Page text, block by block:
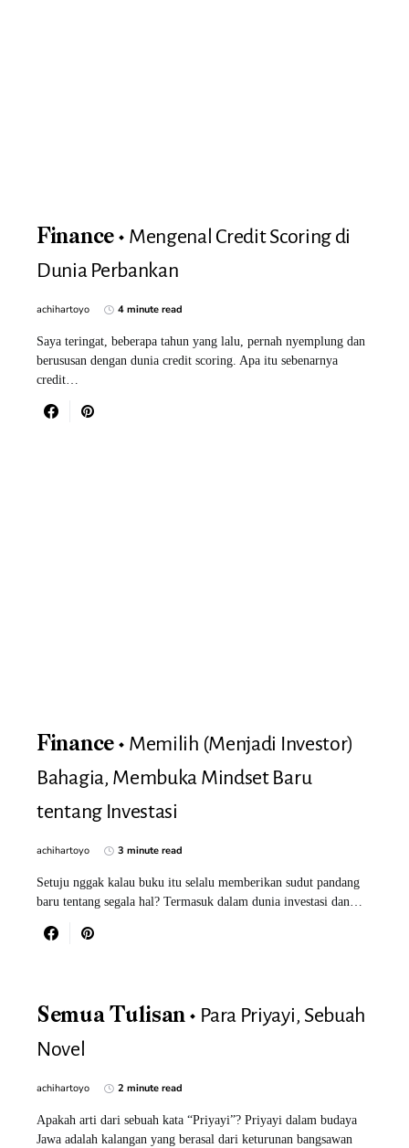
Finance
Mengenal Credit Scoring di
Dunia Perbankan
achihartoyo 4 minute read
Saya teringat, beberapa tahun yang lalu, pernah nyemplung dan
berususan dengan dunia credit scoring. Apa itu sebenarnya
credit…
Finance
Memilih (Menjadi Investor)
Bahagia, Membuka Mindset Baru
tentang Investasi
achihartoyo 3 minute read
Setuju nggak kalau buku itu selalu memberikan sudut pandang
baru tentang segala hal? Termasuk dalam dunia investasi dan…
Semua Tulisan
Para Priyayi, Sebuah
Novel
achihartoyo 2 minute read
Apakah arti dari sebuah kata “Priyayi”? Priyayi dalam budaya
Jawa adalah kalangan yang berasal dari keturunan bangsawan